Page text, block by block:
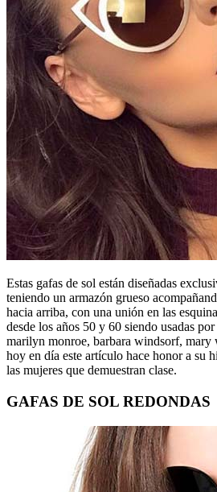
Estas gafas de sol están diseñadas
teniendo un armazón grueso
hacia arriba, con una unión en las
desde los años 50 y 60 siendo usadas
marilyn monroe, barbara windsorf,
hoy en día este artículo hace honor a su
las mujeres que demuestran clase.
GAFAS DE SOL REDONDAS